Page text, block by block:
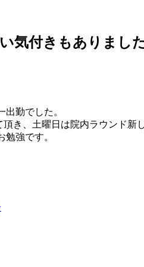
気付きもありました
勤でした。
き、土曜日は院内ラウンド新
強です。